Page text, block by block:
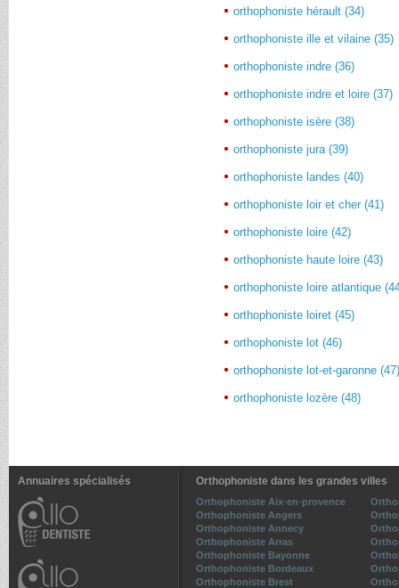
orthophoniste hérault (34)
orthophoniste ille et vilaine (35)
orthophoniste indre (36)
orthophoniste indre et loire (37)
orthophoniste isère (38)
orthophoniste jura (39)
orthophoniste landes (40)
orthophoniste loir et cher (41)
orthophoniste loire (42)
orthophoniste haute loire (43)
orthophoniste loire atlantique
orthophoniste loiret (45)
orthophoniste lot (46)
orthophoniste lot-et-garonne
orthophoniste lozère (48)
Annuaires spécialisés Orthophoniste dans les grandes villes
Orthophoniste Aix-en-provence
Orthophoniste Angers
Orthophoniste Annecy
Orthophoniste Arras
Orthophoniste Bayonne
Orthophoniste Bordeaux
Orthophoniste Brest